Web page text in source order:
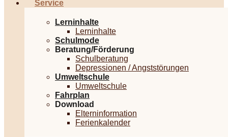
Service
Lerninhalte
Lerninhalte
Schulmode
Beratung/Förderung
Schulberatung
Depressionen / Angststörungen
Umweltschule
Umweltschule
Fahrplan
Download
Elterninformation
Ferienkalender